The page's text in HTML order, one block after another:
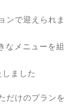
ンで迎えられま
なメニューを組
ました
だけのプランを